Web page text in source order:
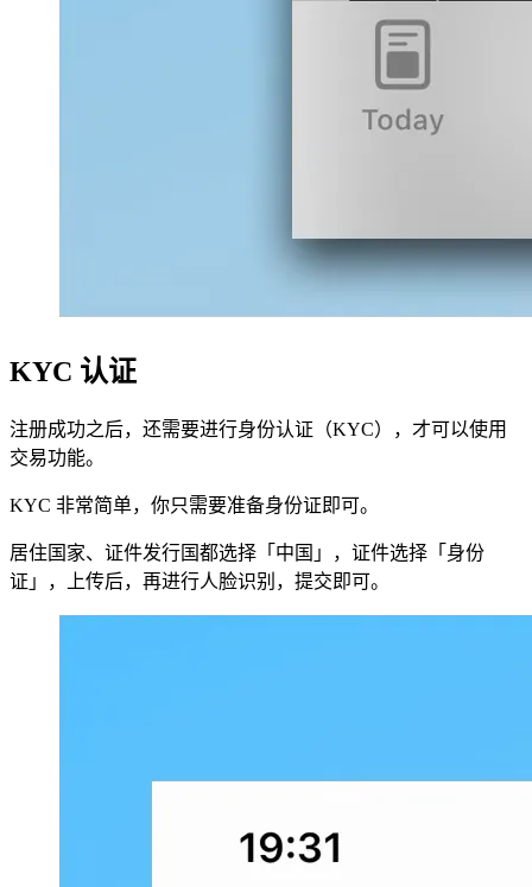
KYC 认证
注册成功之后，还需要进行身份认证（KYC），才可以使用
交易功能。
KYC 非常简单，你只需要准备身份证即可。
居住国家、证件发行国都选择「中国」，证件选择「身份
证」，上传后，再进行人脸识别，提交即可。